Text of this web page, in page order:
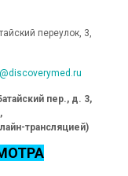
переулок, 3,
пер., д. 3,
трансляцией)